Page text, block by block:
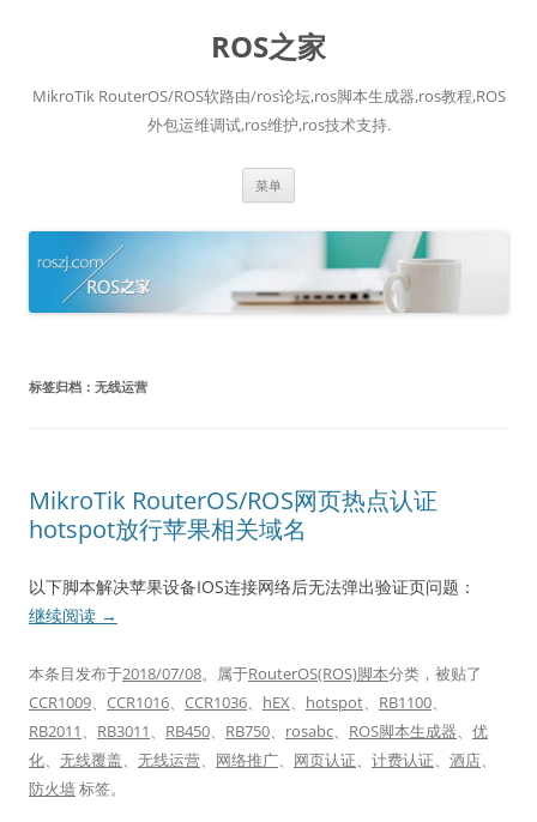
ROS之家
MikroTik RouterOS/ROS软路由/ros论坛,ros脚本生成器,ros教程,ROS
外包运维调试,ros维护,ros技术支持.
菜单
标签归档： 无线运营
MikroTik RouterOS/ROS网页热点认证
hotspot放行苹果相关域名
以下脚本解决苹果设备IOS连接网络后无法弹出验证页问题：
继续阅读 →
本条目发布于2018/07/08。属于RouterOS(ROS)脚本分类，被贴了
CCR1009
CCR1016 CCR1036 hEX hotspot RB1100
RB2011
RB3011 RB450 RB750 rosabc ROS脚本生成器
优
化
无线覆盖 无线运营 网络推广 网页认证 计费认证 酒店
防火墙标签。